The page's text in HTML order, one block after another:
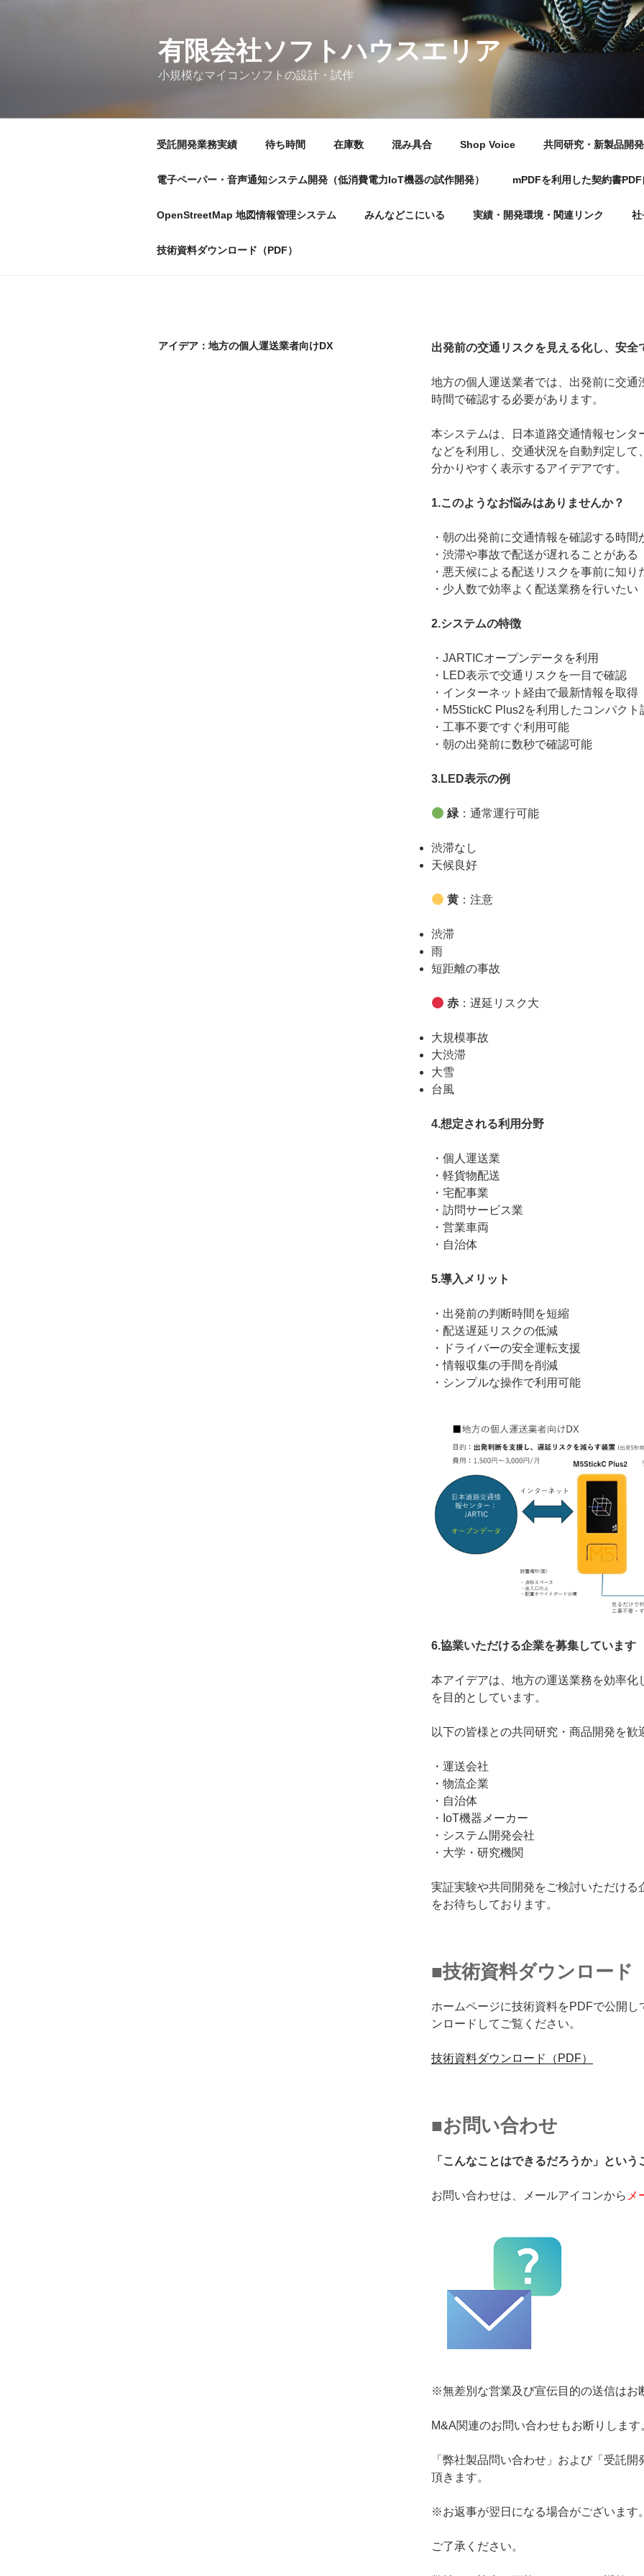
有限会社ソフトハウスエリア
小規模なマイコンソフトの設計・試作
受託開発業務実績 待ち時間 在庫数 混み具合 Shop Voice 共同研究・新製品開
電子ペーパー・音声通知システム開発（低消費電力IoT機器の試作開発） mPDFを利用した契約書
OpenStreetMap 地図情報管理システム みんなどこにいる 実績・開発環境・関連リンク 社
技術資料ダウンロード（PDF）
アイデア：地方の個人運送業者向けDX 出発前の交通リスクを見える化し、安全
地方の個人運送業者では、出発前に交通
時間で確認する必要があります。
本システムは、日本道路交通情報セン
などを利用し、交通状況を自動判定し
分かりやすく表示するアイデアです。
1.このようなお悩みはありませんか？
・朝の出発前に交通情報を確認する時間
・渋滞や事故で配送が遅れることがある
・悪天候による配送リスクを事前に知り
・少人数で効率よく配送業務を行いたい
2.システムの特徴
・JARTICオープンデータを利用
・LED表示で交通リスクを一目で確認
・インターネット経由で最新情報を取得
・M5StickC Plus2を利用したコンパクト
・工事不要ですぐ利用可能
・朝の出発前に数秒で確認可能
3.LED表示の例
緑：通常運行可能
渋滞なし
天候良好
黄：注意
渋滞
雨
短距離の事故
赤：遅延リスク大
大規模事故
大渋滞
大雪
台風
4.想定される利用分野
・個人運送業
・軽貨物配送
・宅配事業
・訪問サービス業
・営業車両
・自治体
5.導入メリット
・出発前の判断時間を短縮
・配送遅延リスクの低減
・ドライバーの安全運転支援
・情報収集の手間を削減
・シンプルな操作で利用可能
6.協業いただける企業を募集しています
本アイデアは、地方の運送業務を効率化
を目的としています。
以下の皆様との共同研究・商品開発を歓
・運送会社
・物流企業
・自治体
・IoT機器メーカー
・システム開発会社
・大学・研究機関
実証実験や共同開発をご検討いただける
をお待ちしております。
■技術資料ダウンロード
ホームページに技術資料をPDFで公開
ンロードしてご覧ください。
技術資料ダウンロード（PDF）
■お問い合わせ
「こんなことはできるだろうか」とい
お問い合わせは、メールアイコンから メ
※無差別な営業及び宣伝目的の送信はお
M&A関連のお問い合わせもお断りします
「弊社製品問い合わせ」および「受託
頂きます。
※お返事が翌日になる場合がございます
ご了承ください。